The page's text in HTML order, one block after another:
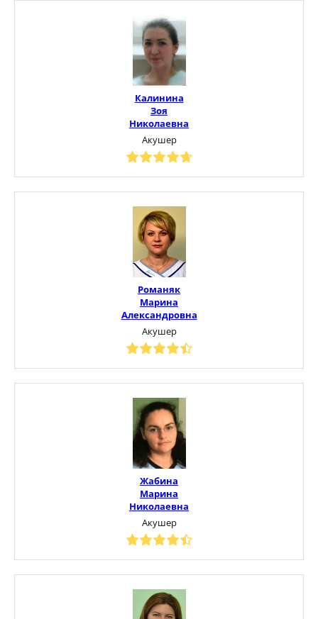
Калинина
Зоя
Николаевна
Акушер
Романяк
Марина
Александровна
Акушер
Жабина
Марина
Николаевна
Акушер